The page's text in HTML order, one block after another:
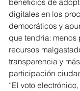
digitales en los
democráticos y
que tendría: menos
recursos
transparencia y
participación
“El voto